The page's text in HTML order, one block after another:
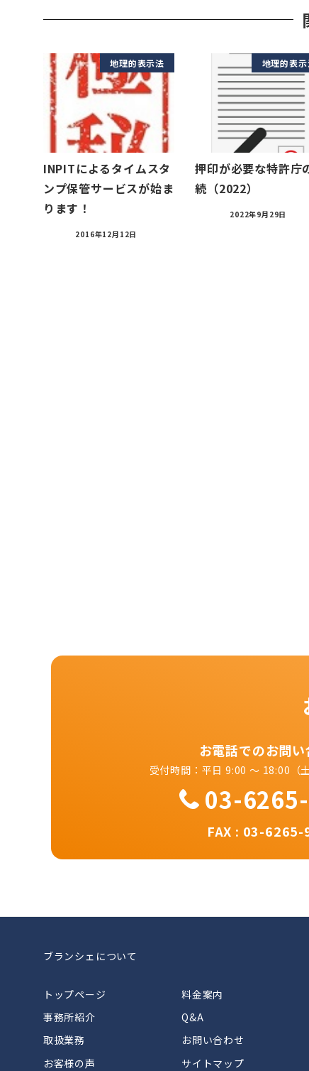
地理的表示法
INPITによるタイムスタ
ンプ保管サービスが始ま
ります！
2016年12月12日
地理的表
押印が必要な特許庁
続（2022）
2022年9月29日
お電話でのお問い
受付時間：平日 9:00 ～ 18:00（
03-
FAX : 03-6265-
ブランシェについて
トップページ
事務所紹介
取扱業務
お客様の声
料金案内
Q&A
お問い合わせ
サイトマップ